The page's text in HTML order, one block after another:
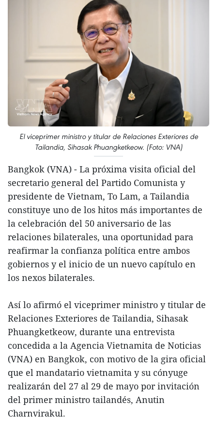
El viceprimer ministro y titular de Relaciones Exteriores de
Tailandia, Sihasak Phuangketkeow. (Foto: VNA)
Bangkok (VNA) - La próxima visita oficial del
secretario general del Partido Comunista y
presidente de Vietnam, To Lam, a Tailandia
constituye uno de los hitos más importantes de
la celebración del 50 aniversario de las
relaciones bilaterales, una oportunidad para
reafirmar la confianza política entre ambos
gobiernos y el inicio de un nuevo capítulo en
los nexos bilaterales.
Así lo afirmó el viceprimer ministro y titular de
Relaciones Exteriores de Tailandia, Sihasak
Phuangketkeow, durante una entrevista
concedida a la Agencia Vietnamita de Noticias
(VNA) en Bangkok, con motivo de la gira oficial
que el mandatario vietnamita y su cónyuge
realizarán del 27 al 29 de mayo por invitación
del primer ministro tailandés, Anutin
Charnvirakul.